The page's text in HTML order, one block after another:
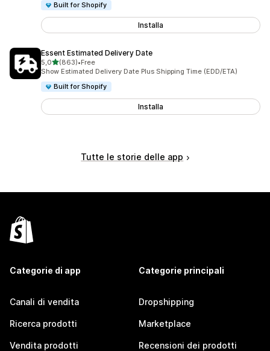
Built for Shopify
Installa
Essent Estimated Delivery Date
5,0stelle su 5
(863)
863 recensioni totali
•Free
Show Estimated Delivery Date Plus Shipping Time (EDD/ETA)
Built for Shopify
Installa
Tutte le storie delle app
Categorie di app
Canali di vendita
Ricerca prodotti
Vendita prodotti
Categorie principali
Dropshipping
Marketplace
Recensioni dei prodotti